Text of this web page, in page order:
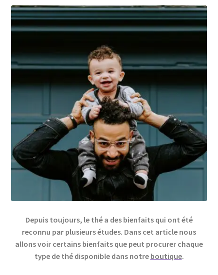
Depuis toujours, le thé a des bienfaits qui ont été
reconnu par plusieurs études. Dans cet article nous
allons voir certains bienfaits que peut procurer chaque
type de thé disponible dans notre boutique.